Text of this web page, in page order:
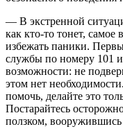
— В экстренной
как кто-то тонет, самое
избежать паники.
службы по номеру 101
возможности: не
этом нет
помочь, делайте это
Постарайтесь
ползком,